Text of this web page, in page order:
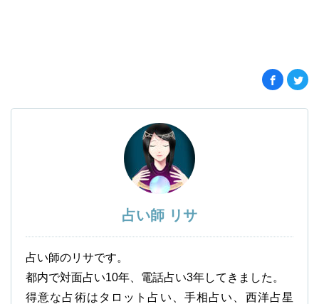
占い師 リサ
占い師のリサです。
都内で対面占い10年、電話占い3年してきました。
得意な占術はタロット占い、手相占い、西洋占星